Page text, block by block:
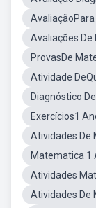
AvaliaçãoPara
Avaliações
ProvasDe
Atividade
Diagnóstico
Exercícios1
Atividades De
Matematica 1
Atividades
Atividades De